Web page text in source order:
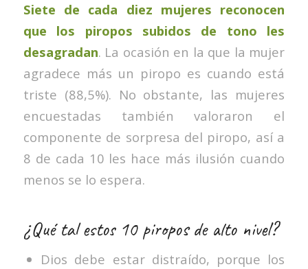
Siete de cada diez mujeres reconocen
que los piropos subidos de tono les
desagradan. La ocasión en la que la mujer
agradece más un piropo es cuando está
triste (88,5%). No obstante, las mujeres
encuestadas también valoraron el
componente de sorpresa del piropo, así a
8 de cada 10 les hace más ilusión cuando
menos se lo espera.
¿Qué tal estos 10 piropos de alto nivel?
Dios debe estar distraído, porque los